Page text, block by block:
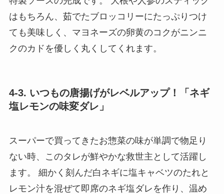
はもちろん、茹でたブロッコリーにたっぷりつけ
ても美味しく、マヨネーズの卵黄のコクがニンニ
クのカドを優しく丸くしてくれます。
4-3. いつもの唐揚げがレベルアップ！「ネギ
塩レモンの味変ダレ」
スーパーで買ってきたお惣菜の味が単調で物足り
ない時、このタレが鮮やかな救世主として活躍し
ます。 細かく刻んだ白ネギに塩キャベツのたれと
レモン汁を混ぜて即席のネギ塩ダレを作り、温め